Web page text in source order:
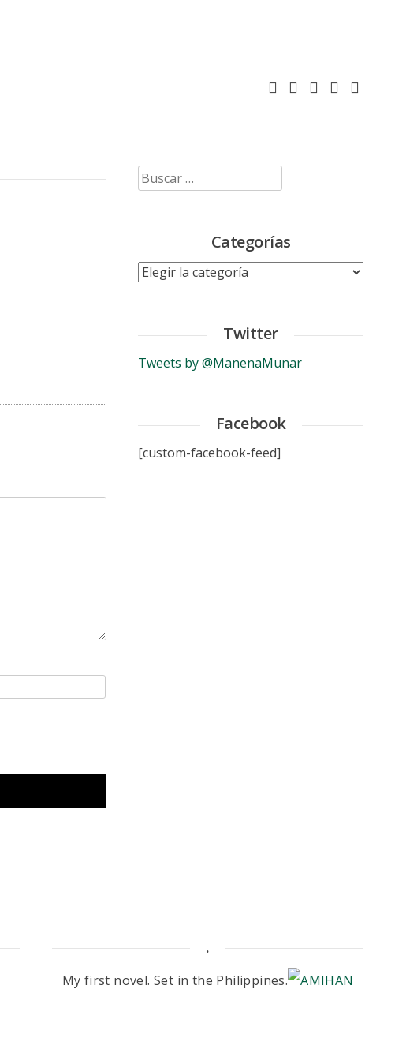
Buscar:
Categorías
Categorías
Twitter
Tweets by @ManenaMunar
Facebook
[custom-facebook-feed]
.
My first novel. Set in the Philippines.